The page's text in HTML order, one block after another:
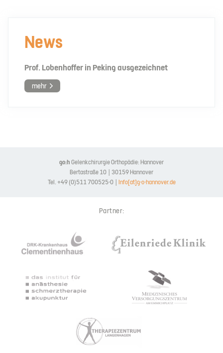
News
Prof. Lobenhoffer in Peking ausgezeichnet
mehr
go:h Gelenkchirurgie Orthopädie: Hannover
Bertastraße 10 | 30159 Hannover
Tel. +49 (0)511 700525-0 | Info[at]g-o-hannover.de
Partner: